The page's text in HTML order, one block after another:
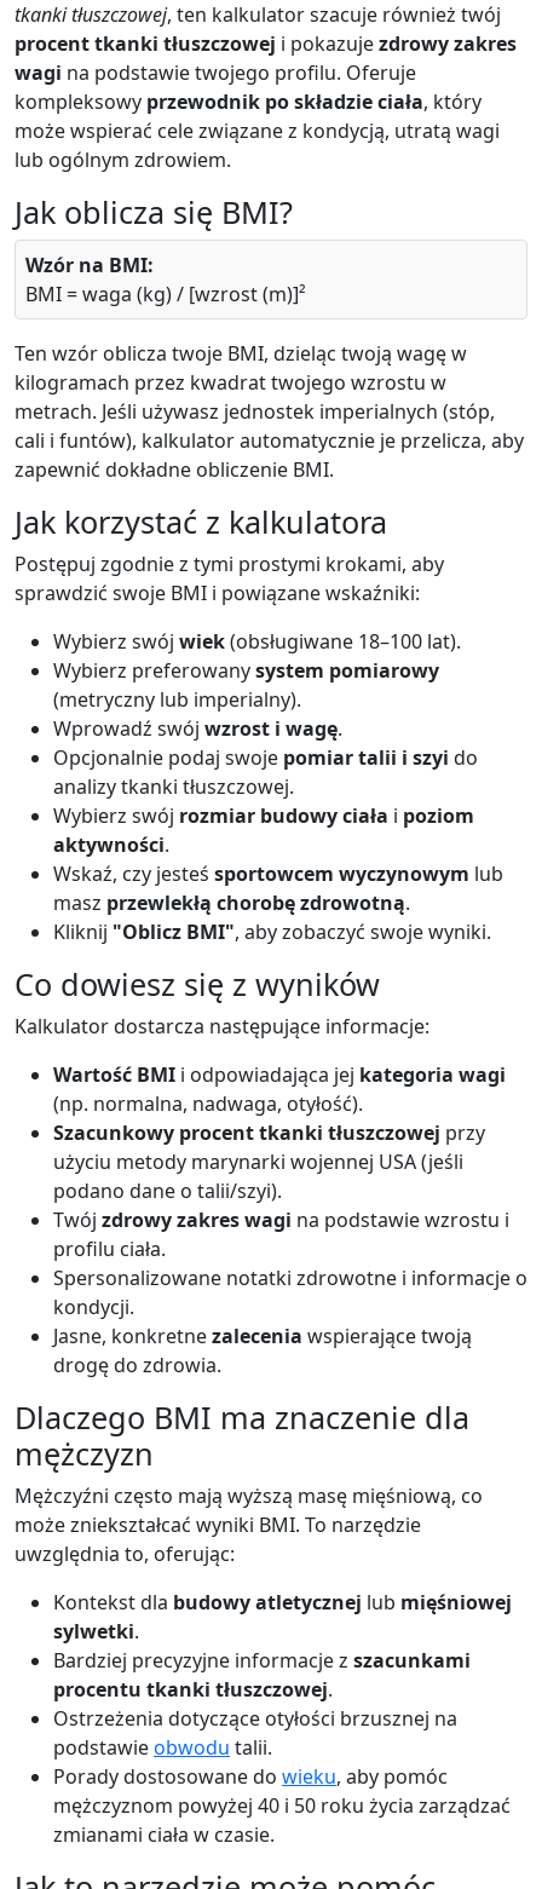
tkanki tłuszczowej, ten kalkulator szacuje również twój
procent tkanki tłuszczowej i pokazujezdrowy zakres
wagi na podstawie twojego profilu. Oferuje
kompleksowy przewodnik po składzie ciała, który
może wspierać cele związane z kondycją, utratą wagi
lub ogólnym zdrowiem.
Jak oblicza się BMI?
Wzór na BMI:
BMI = waga (kg) / [wzrost (m)]²
Ten wzór oblicza twoje BMI, dzieląc twoją wagę w
kilogramach przez kwadrat twojego wzrostu w
metrach. Jeśli używasz jednostek imperialnych (stóp,
cali i funtów), kalkulator automatycznie je przelicza, aby
zapewnić dokładne obliczenie BMI.
Jak korzystać z kalkulatora
Postępuj zgodnie z tymi prostymi krokami, aby
sprawdzić swoje BMI i powiązane wskaźniki:
Wybierz swój wiek(obsługiwane 18–100 lat).
Wybierz preferowanysystem pomiarowy
(metryczny lub imperialny).
Wprowadź swój wzrost i wagę.
Opcjonalnie podaj swoje pomiar talii i szyi do
analizy tkanki tłuszczowej.
Wybierz swój rozmiar budowy ciała i poziom
aktywności.
Wskaź, czy jesteś sportowcem wyczynowym lub
masz przewlekłą chorobę zdrowotną.
Kliknij "Oblicz BMI", aby zobaczyć swoje wyniki.
Co dowiesz się z wyników
Kalkulator dostarcza następujące informacje:
Wartość BMI i odpowiadająca jej kategoria wagi
(np. normalna, nadwaga, otyłość).
Szacunkowy procent tkanki tłuszczowej przy
użyciu metody marynarki wojennej USA (jeśli
podano dane o talii/szyi).
Twój zdrowy zakres wagi na podstawie wzrostu i
profilu ciała.
Spersonalizowane notatki zdrowotne i informacje o
kondycji.
Jasne, konkretnezalecenia wspierające twoją
drogę do zdrowia.
Dlaczego BMI ma znaczenie dla
mężczyzn
Mężczyźni często mają wyższą masę mięśniową, co
może zniekształcać wyniki BMI. To narzędzie
uwzględnia to, oferując:
Kontekst dla budowy atletycznej lub mięśniowej
sylwetki.
Bardziej precyzyjne informacje z szacunkami
procentu tkanki tłuszczowej.
Ostrzeżenia dotyczące otyłości brzusznej na
podstawieobwodu talii.
Porady dostosowane do wieku, aby pomóc
mężczyznom powyżej 40 i 50 roku życia zarządzać
zmianami ciała w czasie.